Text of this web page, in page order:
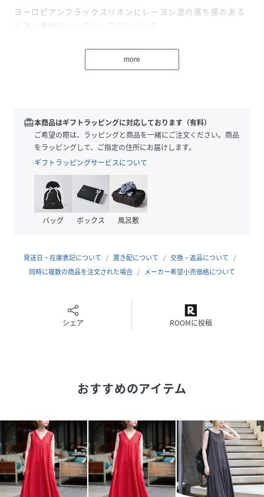
ヨーロピアンフラックスリネンにレーヨン混の落ち感のある
リネン素材のノースリーブワンピース。
できる裾広がりなシルエット。
胸肩周りはスッキリと見えるサイズ感にし、Vネック開きな
手洗い可能でご自宅でのイージーケアができるのも嬉しいポ
イントです！
●シリーズ商品
・フレンチリネンシリーズ
品番：26010700807010 《追加4》フレンチリネンテーラ
ードジャケット
品番：26010700807110 《追加5》フレンチリネンテーラ
ードジャケット
品番：26011700801010 フレンチリネンジレ
ンチリネンストレートパンツ
品番：26050700808110 《追加》《S/Mサイズ展開》
品番：26051700811010 《追加》フレンチリネンワイドス
ンギャザースカート
・リネンレーヨンシリーズ
品番：26030700812010 《S/Mサイズ展開》リネンレーヨ
ンワイドイージーパンツ
more
redeem本商品はギフトラッピングに対応しております（有料）
ご希望の際は、ラッピングと商品を一緒にご注文ください。商品
をラッピングして、ご指定の住所にお届けします。
ギフトラッピングサービスについて
バッグ ボックス 風呂敷
発送日・在庫表記について 置き配について
交換・返品について
同時に複数の商品を注文された場合
メーカー希望小売価格について
シェア ROOMに投稿
おすすめのアイテム